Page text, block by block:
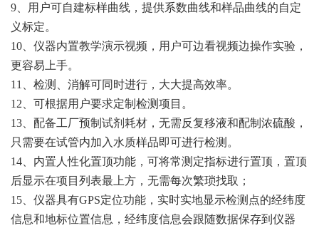
9、用户可自建标样曲线，提供系数曲线和样品曲线的自定
义标定。
10、仪器内置教学演示视频，用户可边看视频边操作实验，
更容易上手。
11、检测、消解可同时进行，大大提高效率。
12、可根据用户要求定制检测项目。
13、配备工厂预制试剂耗材，无需反复移液和配制浓硫酸，
只需要在试管内加入水质样品即可进行检测。
14、内置人性化置顶功能，可将常测定指标进行置顶，置顶
后显示在项目列表最上方，无需每次繁琐找取；
15、仪器具有GPS定位功能，实时实地显示检测点的经纬度
信息和地标位置信息，经纬度信息会跟随数据保存到仪器